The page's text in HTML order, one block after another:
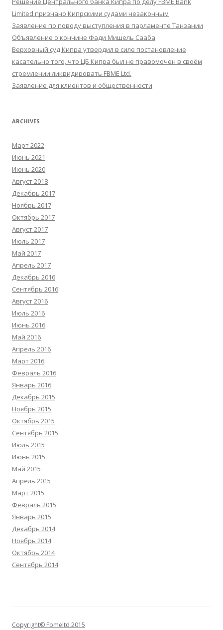
Limited признано Кипрскими судами незаконным
Заявление по поводу выступления в парламенте Танзании
Объявление о кончине Фади Мишель Сааба
Верховный суд Кипра утвердил в силе постановление
касательно того, что ЦБ Кипра был не правомочен в своём
стремлении ликвидировать FBME Ltd.
Заявление для клиентов и общественности
ARCHIVES
Март 2022
Июнь 2021
Июнь 2020
Август 2018
Декабрь 2017
Ноябрь 2017
Октябрь 2017
Август 2017
Июль 2017
Май 2017
Апрель 2017
Декабрь 2016
Сентябрь 2016
Август 2016
Июль 2016
Июнь 2016
Май 2016
Апрель 2016
Март 2016
Февраль 2016
Январь 2016
Декабрь 2015
Ноябрь 2015
Октябрь 2015
Сентябрь 2015
Июль 2015
Июнь 2015
Май 2015
Апрель 2015
Март 2015
Февраль 2015
Январь 2015
Декабрь 2014
Ноябрь 2014
Октябрь 2014
Сентябрь 2014
Copyright© Fbmeltd 2015